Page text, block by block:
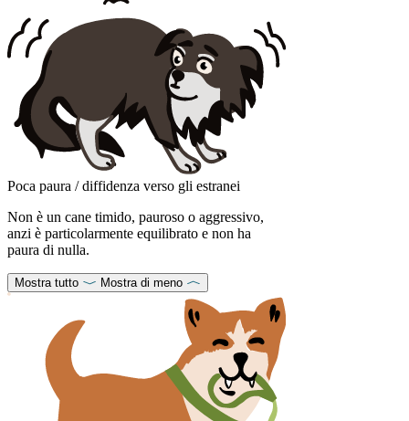
Poca paura / diffidenza verso gli estranei
Non è un cane timido, pauroso o aggressivo,
anzi è particolarmente equilibrato e non ha
paura di nulla.
Mostra tutto Mostra di meno